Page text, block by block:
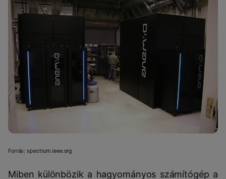
Forrás: spectrum.ieee.org
Miben különbözik a hagyományos számítógép a